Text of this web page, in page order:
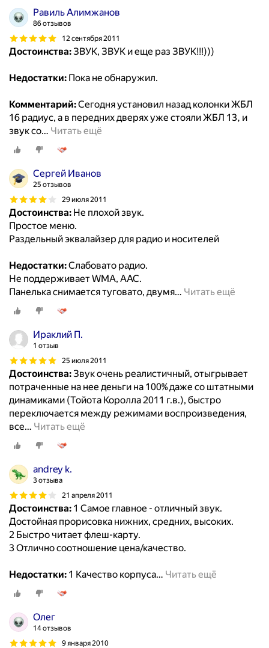
Равиль Алимжанов
86 отзывов
12 сентября 2011
Достоинства:ЗВУК, ЗВУК и еще раз ЗВУК!!!)))
Недостатки: Пока не обнаружил.
Комментарий:Сегодня установил назад колонки ЖБЛ
16 радиус, а в передних дверях уже стояли ЖБЛ 13, и
звук со… Читать ещё
Сергей Иванов
25 отзывов
29 июля 2011
Достоинства: Не плохой звук.
Простое меню.
Раздельный эквалайзер для радио и носителей
Недостатки:Слабовато радио.
Не поддерживает WMA, AAC.
Панелька снимается туговато, двумя… Читать ещё
Ираклий П.
1 отзыв
25 июля 2011
Достоинства:Звук очень реалистичный, отыгрывает
потраченные на нее деньги на 100% даже со штатными
динамиками (Тойота Королла 2011 г.в.), быстро
переключается между режимами воспроизведения,
все… Читать ещё
andrey k.
3 отзыва
21 апреля 2011
Достоинства: 1 Самое главное - отличный звук.
Достойная прорисовка нижних, средних, высоких.
2 Быстро читает флеш-карту.
3 Отлично соотношение цена/качество.
Недостатки: 1 Качество корпуса… Читать ещё
Олег
14 отзывов
9 января 2010